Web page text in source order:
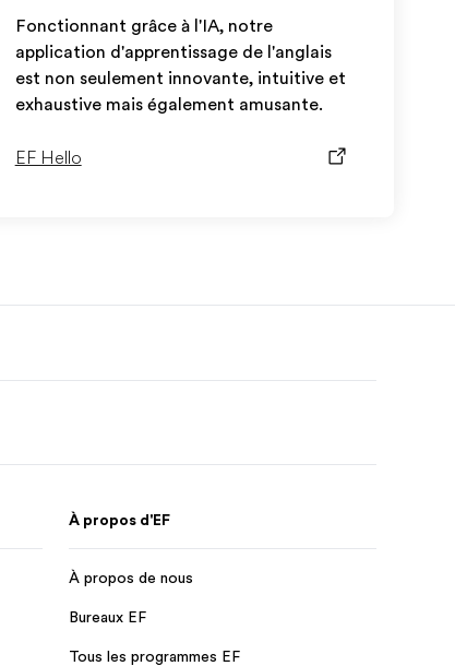
Fonctionnant grâce à l'IA, notre
application d'apprentissage de l'anglais
est non seulement innovante, intuitive et
exhaustive mais également amusante.
EF Hello
À propos d'EF
À propos de nous
Bureaux EF
Tous les programmes EF